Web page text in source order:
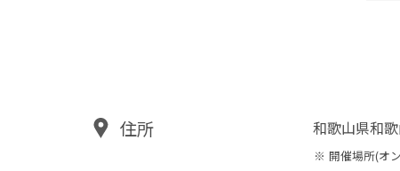
住所 和歌山県和
開催場所(オ